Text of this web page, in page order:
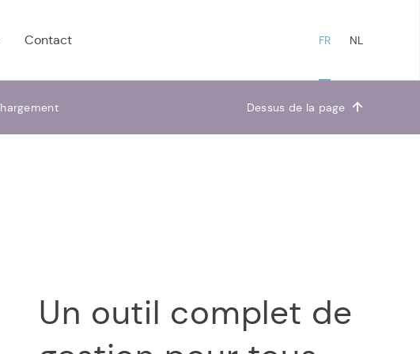
CarPack
Un outil complet de
Contact FR NL
Dessus de la page